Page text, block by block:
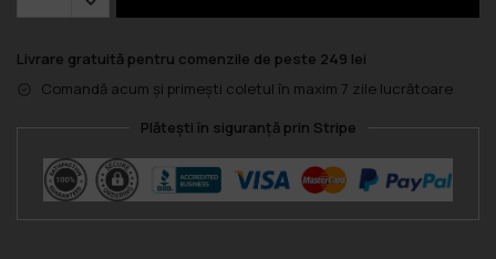
Livrare gratuită pentru comenzile de peste 249 lei
Comandă acum și primești coletul în maxim 7 zile lucrătoare
Plătești în siguranță prin Stripe